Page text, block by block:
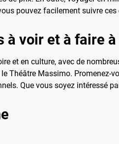
pouvez facilement suivre
à voir et à faire
et en culture, avec de
Théâtre Massimo.
Que vous soyez intéressé